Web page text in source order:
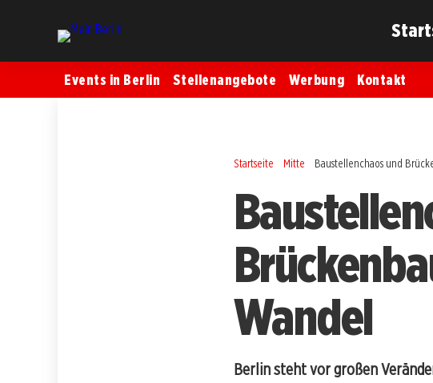
Events in Berlin Stellenangebote Werbung Kontakt
Startseite Mitte Baustellenchaos und
Wandel
Berlin steht vor großen